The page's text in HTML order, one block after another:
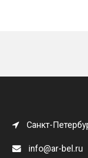
Санкт-
info@ar-bel.ru